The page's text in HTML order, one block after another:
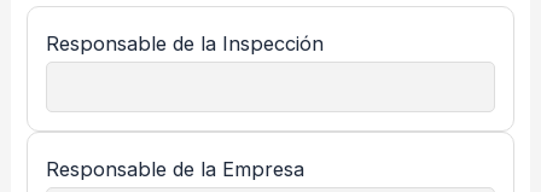
Responsable de la Inspección
Responsable de la Empresa